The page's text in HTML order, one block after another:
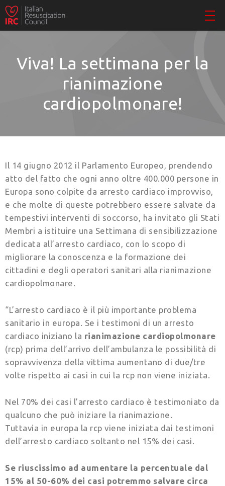
Viva! La settimana per la
rianimazione
cardiopolmonare!
Il 14 giugno 2012 il Parlamento Europeo, prenden­do
atto del fatto che ogni anno oltre 400.000 persone in
Europa sono colpite da arresto cardiaco improvvi­so,
e che molte di queste potrebbero essere salvate da
tempestivi interventi di soccorso, ha invitato gli Stati
Membri a istituire una Settimana di sensibilizzazione
dedicata all’arresto cardiaco, con lo scopo di
migliora­re la conoscenza e la formazione dei
cittadini e degli operatori sanitari alla rianimazione
cardiopolmonare.
“L’arresto cardiaco è il più importante problema
sanitario in europa. Se i testimoni di un arresto
cardiaco iniziano la rianimazione cardiopolmonare
(rcp) prima dell’arrivo dell’ambulanza le possibilità di
sopravvivenza della vittima aumentano di due/tre
volte rispetto ai casi in cui la rcp non viene iniziata.
Nel 70% dei casi l’arresto cardiaco è testimoniato da
qualcuno che può iniziare la rianimazione.
Tuttavia in europa la rcp viene iniziata dai testimoni
dell’arresto cardiaco soltanto nel 15% dei casi.
Se riuscissimo ad aumentare la percentuale dal
15% al 50-60% dei casi potremmo salvare circa